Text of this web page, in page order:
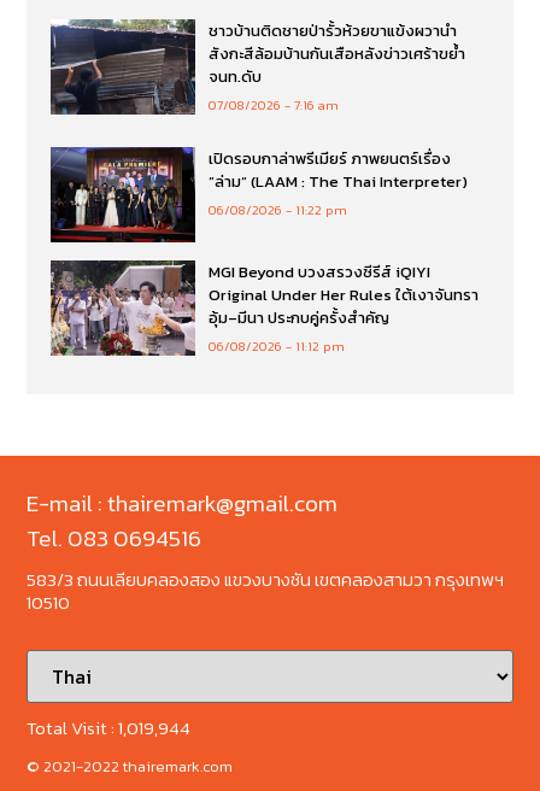
ชาวบ้านติดชายป่ารั้วห้วยขาแข้งผวานำ
สังกะสีล้อมบ้านกันเสือหลังข่าวเศร้าขย้ำ
จนท.ดับ
07/08/2026 7:16 am
เปิดรอบกาล่าพรีเมียร์ ภาพยนตร์เรื่อง
”ล่าม“ (LAAM : The Thai Interpreter)
06/08/2026 11:22 pm
MGI Beyond บวงสรวงซีรีส์ iQIYI
Original Under Her Rules ใต้เงาจันทรา
อุ้ม–มีนา ประกบคู่ครั้งสำคัญ
06/08/2026 11:12 pm
E-mail : thairemark@gmail.com
Tel. 083 0694516
583/3 ถนนเลียบคลองสอง แขวงบางชัน เขตคลองสามวา กรุงเทพฯ
10510
Total Visit :1,019,944
© 2021-2022 thairemark.com